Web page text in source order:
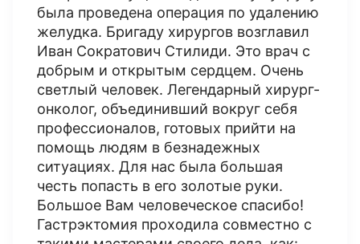
была проведена операция по удалению
желудка. Бригаду хирургов возглавил
Иван Сократович Стилиди. Это врач с
добрым и открытым сердцем. Очень
светлый человек. Легендарный хирург-
онколог, объединивший вокруг себя
профессионалов, готовых прийти на
помощь людям в безнадежных
ситуациях. Для нас была большая
честь попасть в его золотые руки.
Большое Вам человеческое спасибо!
Гастрэктомия проходила совместно с